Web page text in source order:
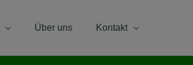
Über uns Kontakt